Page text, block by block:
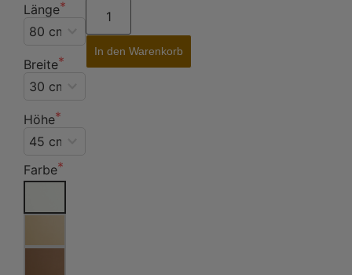
Länge
Breite
Höhe
Farbe
In den Warenkorb